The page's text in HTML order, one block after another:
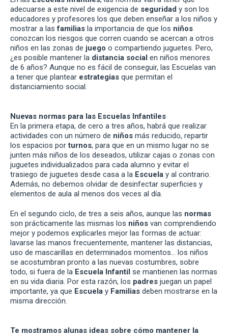
adecuarse a este nivel de exigencia de seguridad y son los
educadores y profesores los que deben enseñar a los niños y
mostrar a lasfamilias la importancia de que los niños
conozcan los riesgos que corren cuando se acercan a otros
niños en las zonas de juego o compartiendo juguetes. Pero,
¿es posible mantener la distancia social en niños menores
de 6 años? Aunque no es fácil de conseguir, las Escuelas van
a tener que plantear estrategias que permitan el
distanciamiento social.
Nuevas normas para las Escuelas Infantiles
En la primera etapa, de cero a tres años, habrá que realizar
actividades con un número de niños más reducido, repartir
los espacios porturnos, para que en un mismo lugar no se
junten más niños de los deseados, utilizar cajas o zonas con
juguetes individualizados para cada alumno y evitar el
trasiego de juguetes desde casa a la Escuela y al contrario.
Además, no debemos olvidar de desinfectar superficies y
elementos de aula al menos dos veces al día.
En el segundo ciclo, de tres a seis años, aunque las normas
son prácticamente las mismas los niños van comprendiendo
mejor y podemos explicarles mejor las formas de actuar:
lavarse las manos frecuentemente, mantener las distancias,
uso de mascarillas en determinados momentos… los niños
se acostumbran pronto a las nuevas costumbres, sobre
todo, si fuera de la Escuela Infantil se mantienen las normas
en su vida diaria. Por esta razón, los padres juegan un papel
importante, ya que Escuela y Familias deben mostrarse en la
misma dirección.
Te mostramos alunas ideas sobre cómo mantener la